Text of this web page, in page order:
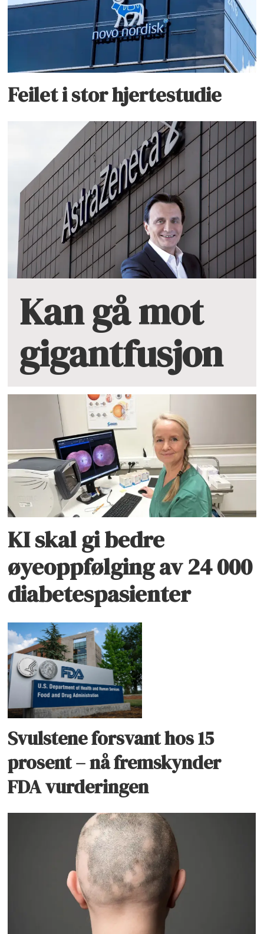
Feilet i stor hjertestudie
Kan gå mot
gigantfusjon
KI skal gi bedre
øyeoppfølging av 24 000
diabetespasienter
Svulstene forsvant hos 15
prosent – nå fremskynder
FDA vurderingen